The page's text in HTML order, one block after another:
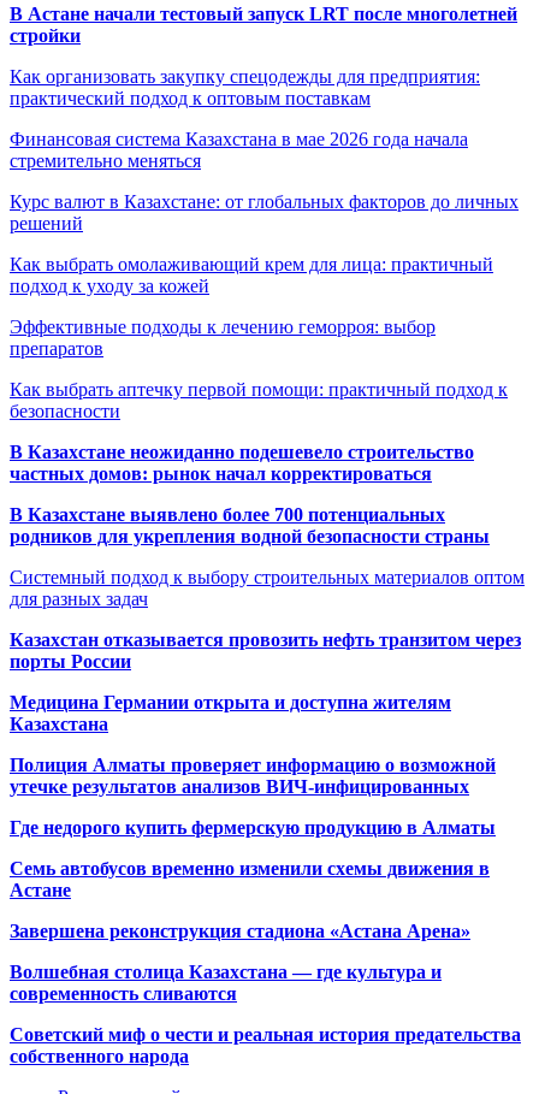
В Астане начали тестовый запуск LRT после многолетней
стройки
Как организовать закупку спецодежды для предприятия:
практический подход к оптовым поставкам
Финансовая система Казахстана в мае 2026 года начала
стремительно меняться
Курс валют в Казахстане: от глобальных факторов до личных
решений
Как выбрать омолаживающий крем для лица: практичный
подход к уходу за кожей
Эффективные подходы к лечению геморроя: выбор
препаратов
Как выбрать аптечку первой помощи: практичный подход к
безопасности
В Казахстане неожиданно подешевело строительство
частных домов: рынок начал корректироваться
В Казахстане выявлено более 700 потенциальных
родников для укрепления водной безопасности страны
Системный подход к выбору строительных материалов оптом
для разных задач
Казахстан отказывается провозить нефть транзитом через
порты России
Медицина Германии открыта и доступна жителям
Казахстана
Полиция Алматы проверяет информацию о возможной
утечке результатов анализов ВИЧ-инфицированных
Где недорого купить фермерскую продукцию в Алматы
Семь автобусов временно изменили схемы движения в
Астане
Завершена реконструкция стадиона «Астана Арена»
Волшебная столица Казахстана — где культура и
современность сливаются
Советский миф о чести и реальная история предательства
собственного народа